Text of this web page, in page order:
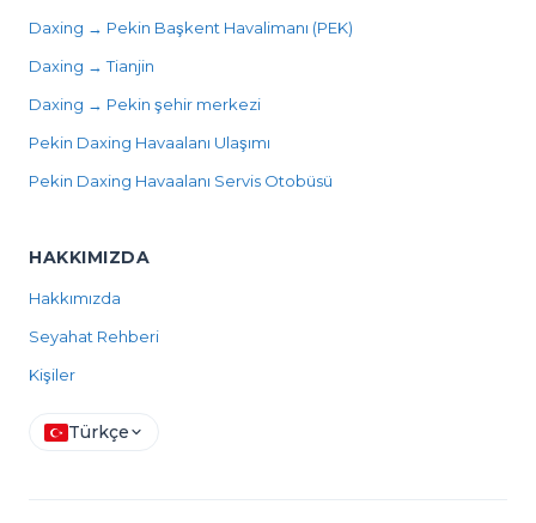
Daxing → Pekin Başkent Havalimanı (PEK)
Daxing → Tianjin
Daxing → Pekin şehir merkezi
Pekin Daxing Havaalanı Ulaşımı
Pekin Daxing Havaalanı Servis Otobüsü
HAKKIMIZDA
Hakkımızda
Seyahat Rehberi
Kişiler
Türkçe